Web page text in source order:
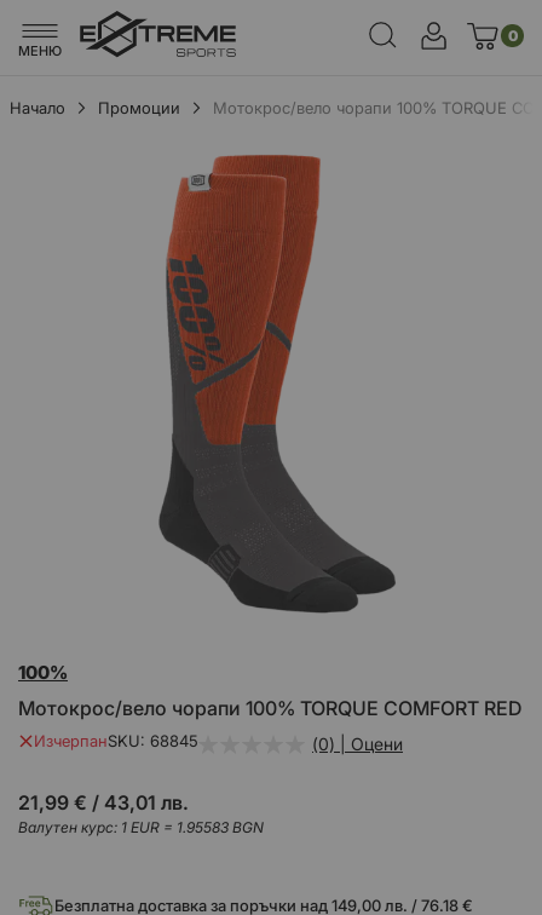
МЕНЮ
0
Начало Промоции
Mотокрос/вело чорапи 100% TORQUE
към
на
галерия
Mотокрос/вело чорапи 100% TORQUE COMFORT RED
100%
ИзчерпанSKU 68845 (0) | Оцени
21,99 € / 43,01 лв.
Валутен курс: 1 EUR = 1.95583 BGN
Безплатна доставка за поръчки над 149,00 лв. / 76.18 €